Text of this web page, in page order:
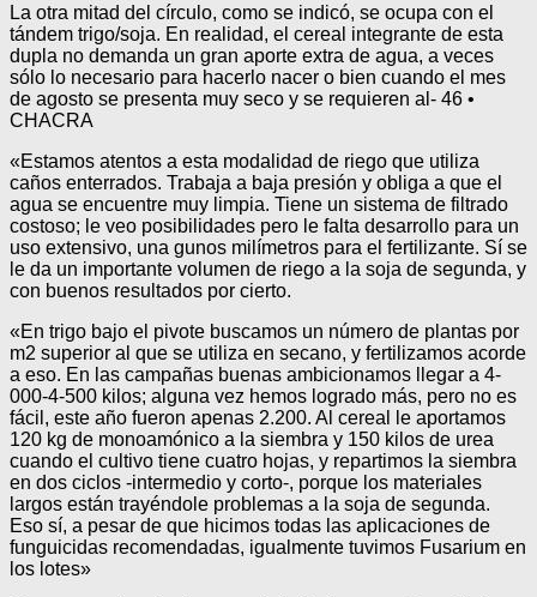
La otra mitad del círculo, como se indicó, se ocupa con el
tándem trigo/soja. En realidad, el cereal integrante de esta
dupla no demanda un gran aporte extra de agua, a veces
sólo lo necesario para hacerlo nacer o bien cuando el mes
de agosto se presenta muy seco y se requieren al- 46 •
CHACRA
«Estamos atentos a esta modalidad de riego que utiliza
caños enterrados. Trabaja a baja presión y obliga a que el
agua se encuentre muy limpia. Tiene un sistema de filtrado
costoso; le veo posibilidades pero le falta desarrollo para un
uso extensivo, una gunos milímetros para el fertilizante. Sí se
le da un importante volumen de riego a la soja de segunda, y
con buenos resultados por cierto.
«En trigo bajo el pivote buscamos un número de plantas por
m2 superior al que se utiliza en secano, y fertilizamos acorde
a eso. En las campañas buenas ambicionamos llegar a 4-
000-4-500 kilos; alguna vez hemos logrado más, pero no es
fácil, este año fueron apenas 2.200. Al cereal le aportamos
120 kg de monoamónico a la siembra y 150 kilos de urea
cuando el cultivo tiene cuatro hojas, y repartimos la siembra
en dos ciclos -intermedio y corto-, porque los materiales
largos están trayéndole problemas a la soja de segunda.
Eso sí, a pesar de que hicimos todas las aplicaciones de
funguicidas recomendadas, igualmente tuvimos Fusarium en
los lotes»